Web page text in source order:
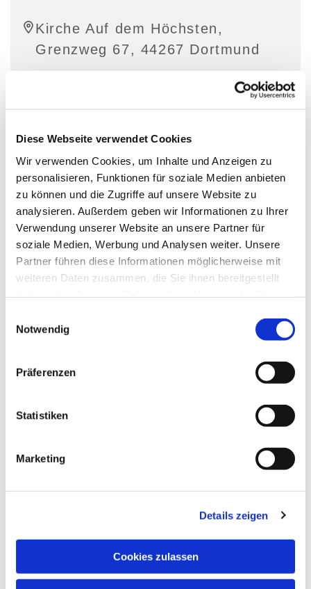
Diese Webseite verwendet Cookies
Wir verwenden Cookies, um Inhalte und Anzeigen zu
personalisieren, Funktionen für soziale Medien anbieten
zu können und die Zugriffe auf unsere Website zu
analysieren. Außerdem geben wir Informationen zu Ihrer
Verwendung unserer Website an unsere Partner für
soziale Medien, Werbung und Analysen weiter. Unsere
Partner führen diese Informationen möglicherweise mit
weiteren Daten zusammen, die Sie ihnen bereitgestellt
Notwendig
Präferenzen
Statistiken
Marketing
Details zeigen
Cookies zulassen
Kirche Auf dem Höchsten,
Grenzweg 67, 44267 Dortmund